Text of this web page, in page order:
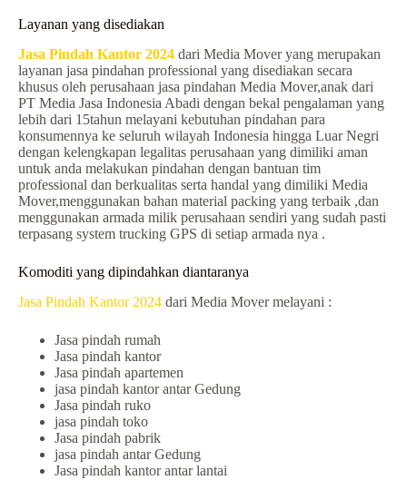
Layanan yang disediakan
Jasa Pindah Kantor 2024 dari Media Mover yang merupakan
layanan jasa pindahan professional yang disediakan secara
khusus oleh perusahaan jasa pindahan Media Mover,anak dari
PT Media Jasa Indonesia Abadi dengan bekal pengalaman yang
lebih dari 15tahun melayani kebutuhan pindahan para
konsumennya ke seluruh wilayah Indonesia hingga Luar Negri
dengan kelengkapan legalitas perusahaan yang dimiliki aman
untuk anda melakukan pindahan dengan bantuan tim
professional dan berkualitas serta handal yang dimiliki Media
Mover,menggunakan bahan material packing yang terbaik ,dan
menggunakan armada milik perusahaan sendiri yang sudah pasti
terpasang system trucking GPS di setiap armada nya .
Komoditi yang dipindahkan diantaranya
Jasa Pindah Kantor 2024 dari Media Mover melayani :
Jasa pindah rumah
Jasa pindah kantor
Jasa pindah apartemen
jasa pindah kantor antar Gedung
Jasa pindah ruko
jasa pindah toko
Jasa pindah pabrik
jasa pindah antar Gedung
Jasa pindah kantor antar lantai